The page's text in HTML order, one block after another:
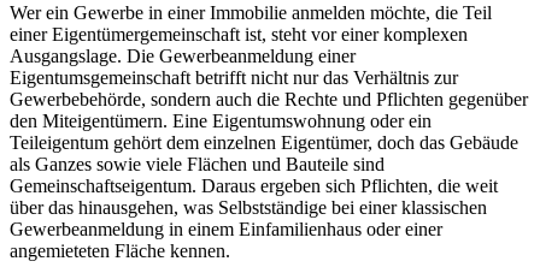
Wer ein Gewerbe in einer Immobilie anmelden möchte, die Teil
einer Eigentümergemeinschaft ist, steht vor einer komplexen
Ausgangslage. Die Gewerbeanmeldung einer
Eigentumsgemeinschaft betrifft nicht nur das Verhältnis zur
Gewerbebehörde, sondern auch die Rechte und Pflichten gegenüber
den Miteigentümern. Eine Eigentumswohnung oder ein
Teileigentum gehört dem einzelnen Eigentümer, doch das Gebäude
als Ganzes sowie viele Flächen und Bauteile sind
Gemeinschaftseigentum. Daraus ergeben sich Pflichten, die weit
über das hinausgehen, was Selbstständige bei einer klassischen
Gewerbeanmeldung in einem Einfamilienhaus oder einer
angemieteten Fläche kennen.